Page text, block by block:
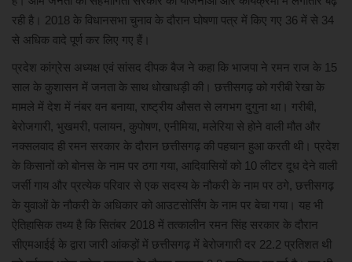
खेल
मनोरंजन
लाइफ स्टाइल
शिक्षा एवं रोजगार
स्वास्थ्य
रही है। 2018 के विधानसभा चुनाव के दौरान घोषणा पत्र में किए गए 36 में से 34
से अधिक वादे पूर्ण कर लिए गए हैं।
प्रदेश कांग्रेस अध्यक्ष एवं सांसद दीपक बैज ने कहा कि भाजपा ने रमन राज के 15
साल के कुशासन में जनता के साथ धोखाधड़ी की। छत्तीसगढ़ को गरीबी रेखा के
मामले में देश में नंबर वन बनाया, राष्ट्रीय औसत से लगभग दुगुना था। गरीबी,
बेरोजगारी, भुखमरी, पलायन, कुपोषण, एनीमिया, मलेरिया से होने वाली मौत और
नक्सलवाद ही रमन सरकार के दौरान छत्तीसगढ़ की पहचान हुआ करती थी। प्रदेश
के किसानों को बोनस के नाम पर ठगा गया, आदिवासियों को 10 लीटर दूध देने वाली
जर्सी गाय और प्रत्येक परिवार से एक सदस्य के नौकरी के नाम पर ठगे, छत्तीसगढ़
के युवाओं के नौकरी के अधिकार को आउटसोर्सिंग के नाम पर बेचा गया। यह भी
ऐतिहासिक तथ्य है कि सितंबर 2018 में तत्कालीन रमन सिंह सरकार के दौरान
सीएमआईई के द्वारा जारी आंकड़ों में छत्तीसगढ़ में बेरोजगारी दर 22.2 प्रतिशत थी